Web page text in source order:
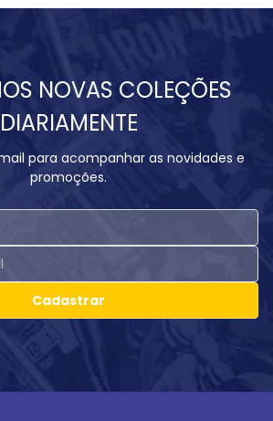
NOVAS COLEÇÕES
DIARIAMENTE
para acompanhar as novidades e
promoções.
Cadastrar